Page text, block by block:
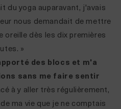
du yoga auparavant, j'avais
nous demandait de mettre
oreille dès les dix premières
»
des blocs et m'a
sans me faire sentir
à y aller très régulièrement,
ma vie que je ne comptais